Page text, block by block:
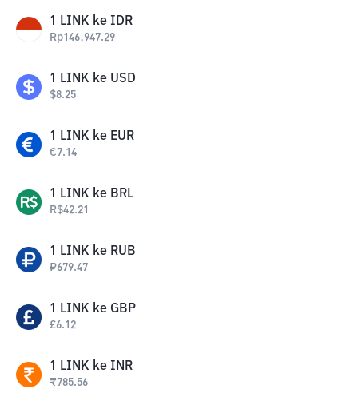
1 LINK ke IDR
Rp146,947.29
1 LINK ke USD
$8.25
1 LINK ke EUR
€7.14
1 LINK ke BRL
R$42.21
1 LINK ke RUB
₽679.47
1 LINK ke GBP
£6.12
1 LINK ke INR
₹785.56